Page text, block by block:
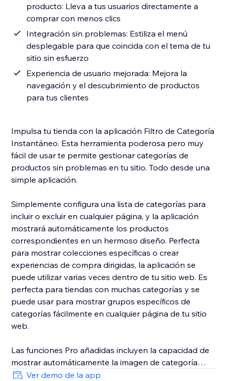
producto: Lleva a tus usuarios directamente a
comprar con menos clics
Integración sin problemas: Estiliza el menú
desplegable para que coincida con el tema de tu
sitio sin esfuerzo
Experiencia de usuario mejorada: Mejora la
navegación y el descubrimiento de productos
para tus clientes
Impulsa tu tienda con la aplicación Filtro de Categoría
Instantáneo. Esta herramienta poderosa pero muy
fácil de usar te permite gestionar categorías de
productos sin problemas en tu sitio. Todo desde una
simple aplicación.
Simplemente configura una lista de categorías para
incluir o excluir en cualquier página, y la aplicación
mostrará automáticamente los productos
correspondientes en un hermoso diseño. Perfecta
para mostrar colecciones específicas o crear
experiencias de compra dirigidas, la aplicación se
puede utilizar varias veces dentro de tu sitio web. Es
perfecta para tiendas con muchas categorías y se
puede usar para mostrar grupos específicos de
categorías fácilmente en cualquier página de tu sitio
web.
Las funciones Pro añadidas incluyen la capacidad de
mostrar automáticamente la imagen de categoría
existente de tu tienda cuando esté disponible,
Ver demo de la app